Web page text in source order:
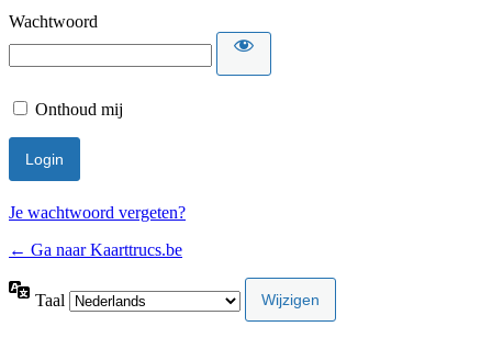
Wachtwoord
Onthoud mij
Je wachtwoord vergeten?
← Ga naar Kaarttrucs.be
Taal